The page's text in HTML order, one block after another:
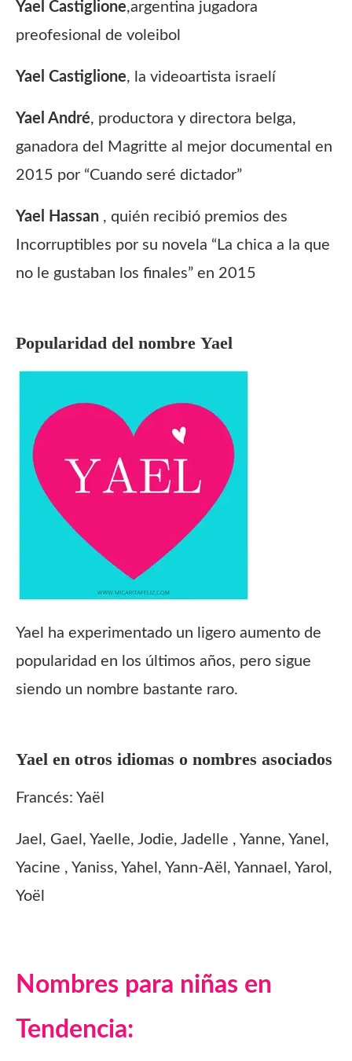
Yael Castiglione,argentina jugadora
preofesional de voleibol
Yael Castiglione, la videoartista israelí
Yael André, productora y directora belga,
ganadora del Magritte al mejor documental en
2015 por “Cuando seré dictador”
Yael Hassan , quién recibió premios des
Incorruptibles por su novela “La chica a la que
no le gustaban los finales” en 2015
Popularidad del nombre Yael
Yael ha experimentado un ligero aumento de
popularidad en los últimos años, pero sigue
siendo un nombre bastante raro.
Yael en otros idiomas o nombres asociados
Francés: Yaël
Jael, Gael, Yaelle, Jodie, Jadelle , Yanne, Yanel,
Yacine , Yaniss, Yahel, Yann-Aël, Yannael, Yarol,
Yoël
Nombres para niñas en
Tendencia: